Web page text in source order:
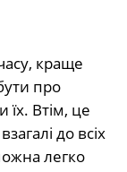
краще
про
Втім, це
до всіх
легко